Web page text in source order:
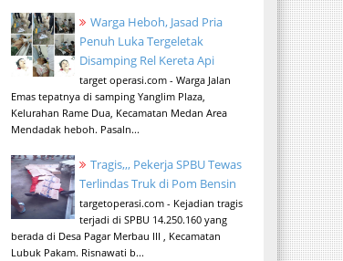
Warga Heboh, Jasad Pria
Penuh Luka Tergeletak
Disamping Rel Kereta Api
target operasi.com - Warga Jalan
Emas tepatnya di samping Yanglim Plaza,
Kelurahan Rame Dua, Kecamatan Medan Area
Mendadak heboh. Pasaln...
Tragis,,, Pekerja SPBU Tewas
Terlindas Truk di Pom Bensin
targetoperasi.com - Kejadian tragis
terjadi di SPBU 14.250.160 yang
berada di Desa Pagar Merbau III , Kecamatan
Lubuk Pakam. Risnawati b...